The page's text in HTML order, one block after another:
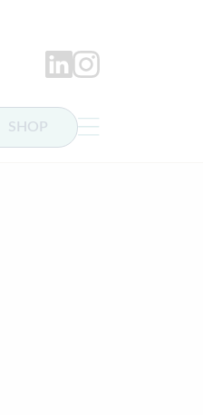
LinkedInInstagram
SHOP